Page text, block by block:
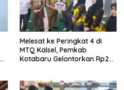
Melesat ke Peringkat 4 di
MTQ Kalsel, Pemkab
Kotabaru Gelontorkan Rp265